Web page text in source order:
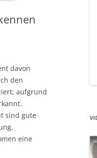
davon
den
aufgrund
sind gute
eine